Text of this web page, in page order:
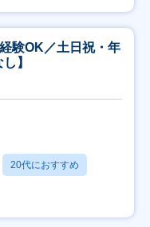
験OK／土日祝・年
】
20代におすすめ